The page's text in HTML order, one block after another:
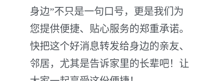
身边”不只是一句口号，更是我们为
您提供便捷、贴心服务的郑重承诺。
快把这个好消息转发给身边的亲友、
邻居，尤其是告诉家里的长辈吧！让